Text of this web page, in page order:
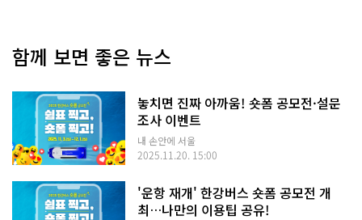
함께 보면 좋은 뉴스
놓치면 진짜 아까움! 숏폼 공모전·설문
조사 이벤트
내 손안에 서울
2025.11.20. 15:00
'운항 재개' 한강버스 숏폼 공모전 개
최…나만의 이용팁 공유!